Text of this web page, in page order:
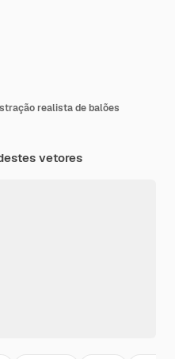
realista de balões
vetores